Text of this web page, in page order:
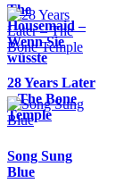
The
Housemaid –
Wenn Sie
wüsste
28 Years Later
– The Bone
Temple
Song Sung
Blue